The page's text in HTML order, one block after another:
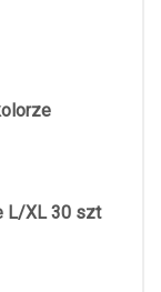
L/XL 30 szt